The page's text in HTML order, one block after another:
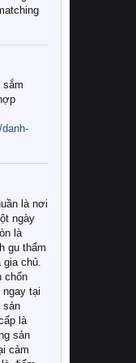
sắm
là nơi
ngày
là
gu thẩm
gia chủ.
chốn
tại
sản
là
sản
cảm